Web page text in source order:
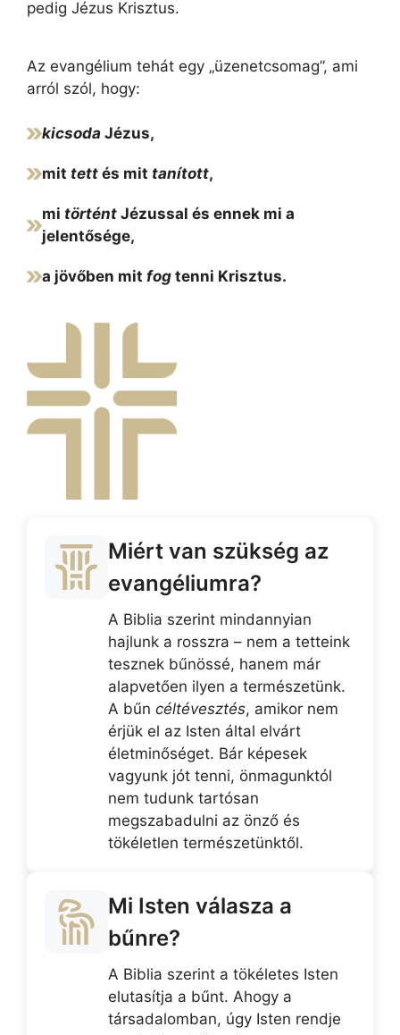
pedig Jézus Krisztus.
Az evangélium tehát egy „üzenetcsomag”, ami
arról szól, hogy:
kicsoda Jézus,
mit tett és mit tanított,
mi történt Jézussal és ennek mi a
jelentősége,
a jövőben mit fog tenni Krisztus.
Miért van szükség az
evangéliumra?
A Biblia szerint mindannyian
hajlunk a rosszra – nem a tetteink
tesznek bűnössé, hanem már
alapvetően ilyen a természetünk.
A bűn céltévesztés, amikor nem
érjük el az Isten által elvárt
életminőséget. Bár képesek
vagyunk jót tenni, önmagunktól
nem tudunk tartósan
megszabadulni az önző és
tökéletlen természetünktől.
Mi Isten válasza a
bűnre?
A Biblia szerint a tökéletes Isten
elutasítja a bűnt. Ahogy a
társadalomban, úgy Isten rendje